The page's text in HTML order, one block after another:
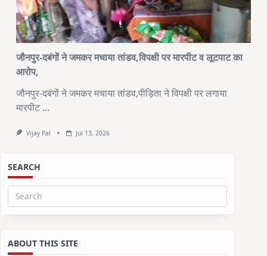
जौनपुर-दबंगों ने जमकर मचाया तांडव,विपक्षी पर मारपीट व लूटपाट का
आरोप,
जौनपुर-दबंगों ने जमकर मचाया तांडव,पीड़िता ने विपक्षी पर लगाया
मारपीट ...
Vijay Pal Jul 13, 2026
SEARCH
Search
ABOUT THIS SITE